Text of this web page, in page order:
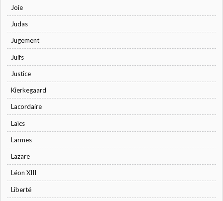
Joie
Judas
Jugement
Juifs
Justice
Kierkegaard
Lacordaire
Laïcs
Larmes
Lazare
Léon XIII
Liberté